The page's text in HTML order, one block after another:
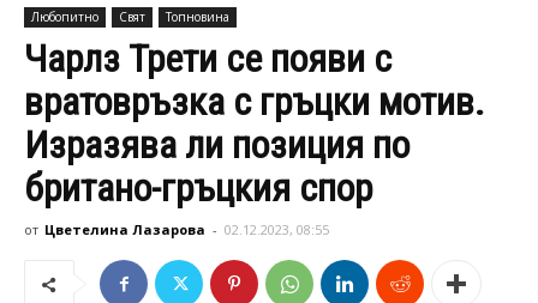
Любопитно Свят Топновина
Чарлз Трети се появи с
вратовръзка с гръцки мотив.
Изразява ли позиция по
британо-гръцкия спор
от Цветелина Лазарова - 02.12.2023, 08:55